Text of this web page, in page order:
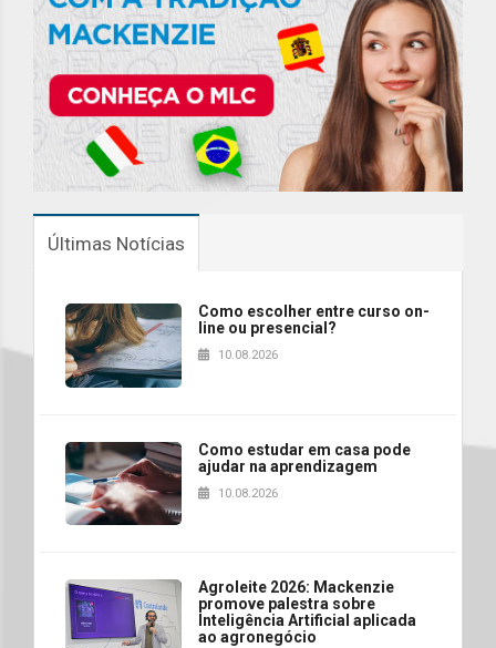
Últimas Notícias
Como escolher entre curso on-
line ou presencial?
10.08.2026
Como estudar em casa pode
ajudar na aprendizagem
10.08.2026
Agroleite 2026: Mackenzie
promove palestra sobre
Inteligência Artificial aplicada
ao agronegócio